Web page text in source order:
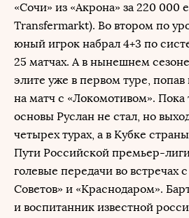
«Сочи» из «Акрона» за 220 000
Transfermarkt). Во втором по
юный игрок набрал 4+3 по
25 матчах. А в нынешнем
элите уже в первом туре, попав
на матч с «Локомотивом».
основы Руслан не стал, но
четырех турах, а в Кубке
Пути Российской премьер-
голевые передачи во встречах
Советов» и «Краснодаром».
и воспитанник известной